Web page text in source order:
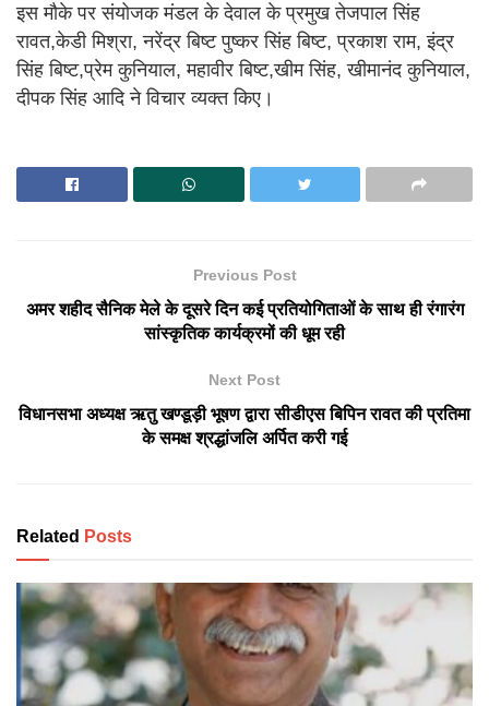
इस मौके पर संयोजक मंडल के देवाल के प्रमुख तेजपाल सिंह
रावत,केडी मिश्रा, नरेंद्र बिष्ट पुष्कर सिंह बिष्ट, प्रकाश राम, इंद्र
सिंह बिष्ट,प्रेम कुनियाल, महावीर बिष्ट,खीम सिंह, खीमानंद कुनियाल,
दीपक सिंह आदि ने विचार व्यक्त किए।
Previous Post
अमर शहीद सैनिक मेले के दूसरे दिन कई प्रतियोगिताओं के साथ ही रंगारंग
सांस्कृतिक कार्यक्रमों की धूम रही
Next Post
विधानसभा अध्यक्ष ऋतु खण्डूड़ी भूषण द्वारा सीडीएस बिपिन रावत की प्रतिमा
के समक्ष श्रद्धांजलि अर्पित करी गई
Related Posts